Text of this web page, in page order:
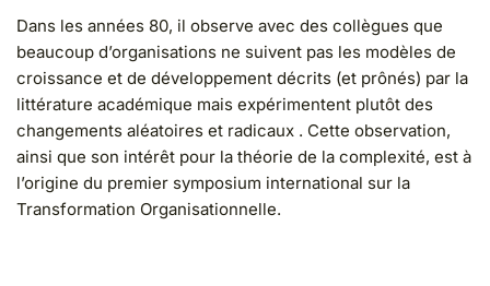
Dans les années 80, il observe avec des collègues que
beaucoup d’organisations ne suivent pas les modèles de
croissance et de développement décrits (et prônés) par la
littérature académique mais expérimentent plutôt des
changements aléatoires et radicaux . Cette observation,
ainsi que son intérêt pour la théorie de la complexité, est à
l’origine du premier symposium international sur la
Transformation Organisationnelle.